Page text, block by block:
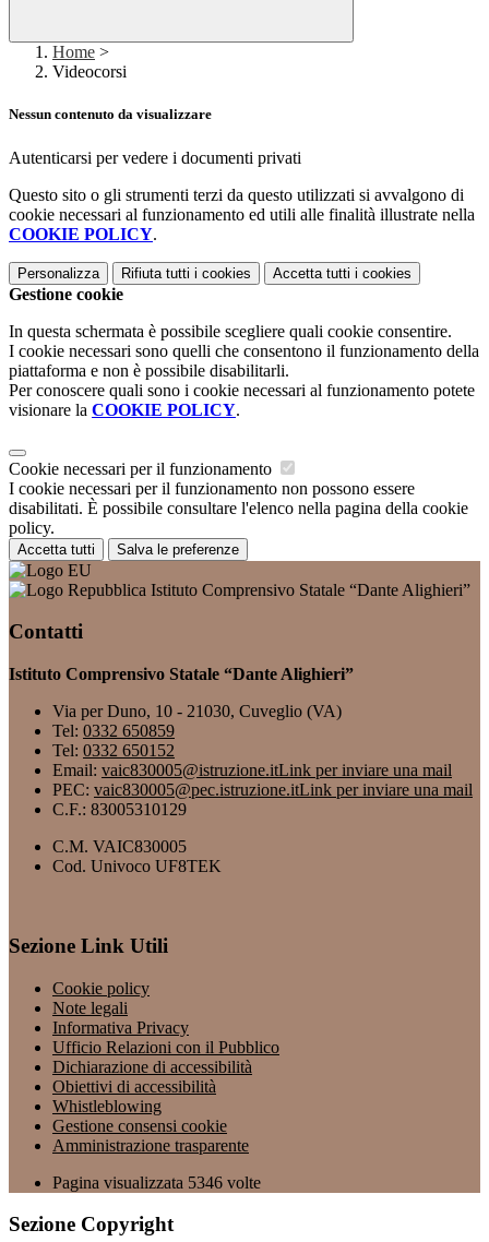
Home >
Videocorsi
Nessun contenuto da visualizzare
Autenticarsi per vedere i documenti privati
Questo sito o gli strumenti terzi da questo utilizzati si avvalgono di
cookie necessari al funzionamento ed utili alle finalità illustrate nella
COOKIE POLICY.
Personalizza Rifiuta tutti i cookies Accetta tutti i cookies
Gestione cookie
In questa schermata è possibile scegliere quali cookie consentire.
I cookie necessari sono quelli che consentono il funzionamento della
piattaforma e non è possibile disabilitarli.
Per conoscere quali sono i cookie necessari al funzionamento potete
visionare la COOKIE POLICY.
Cookie necessari per il funzionamento
I cookie necessari per il funzionamento non possono essere
disabilitati. È possibile consultare l'elenco nella pagina della cookie
policy.
Accetta tutti Salva le preferenze
Istituto Comprensivo Statale “Dante Alighieri”
Contatti
Istituto Comprensivo Statale “Dante Alighieri”
Via per Duno, 10 - 21030, Cuveglio (VA)
Tel: 0332 650859
Tel: 0332 650152
Email: vaic830005@istruzione.itLink per inviare una mail
PEC: vaic830005@pec.istruzione.itLink per inviare una mail
C.F.: 83005310129
C.M. VAIC830005
Cod. Univoco UF8TEK
Sezione Link Utili
Cookie policy
Note legali
Informativa Privacy
Ufficio Relazioni con il Pubblico
Dichiarazione di accessibilità
Obiettivi di accessibilità
Whistleblowing
Gestione consensi cookie
Amministrazione trasparente
Pagina visualizzata 5346 volte
Sezione Copyright